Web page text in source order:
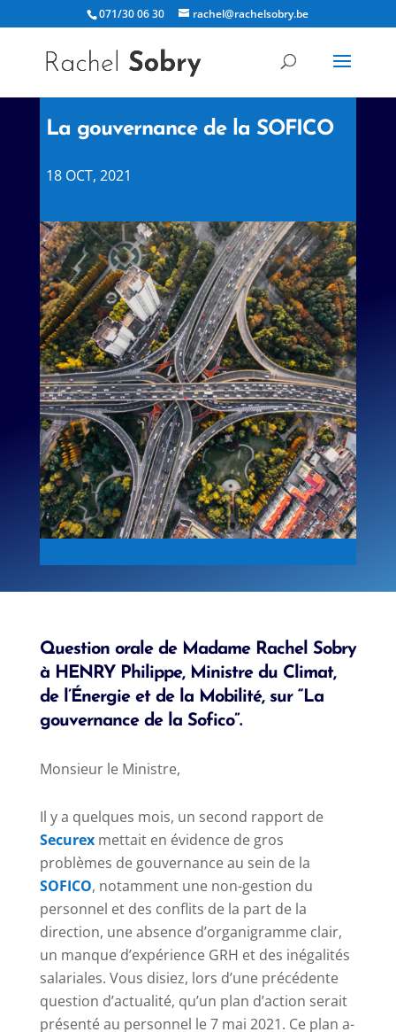
071/30 06 30 rachel@rachelsobry.be
La gouvernance de la SOFICO
18 OCT, 2021
Question orale de Madame Rachel Sobry
à HENRY Philippe, Ministre du Climat,
de l’Énergie et de la Mobilité, sur “La
gouvernance de la Sofico”.
Monsieur le Ministre,
Il y a quelques mois, un second rapport de
Securexmettait en évidence de gros
problèmes de gouvernance au sein de la
SOFICO, notamment une non-gestion du
personnel et des conflits de la part de la
direction, une absence d’organigramme clair,
un manque d’expérience GRH et des inégalités
salariales. Vous disiez, lors d’une précédente
question d’actualité, qu’un plan d’action serait
présenté au personnel le 7 mai 2021. Ce plan a-